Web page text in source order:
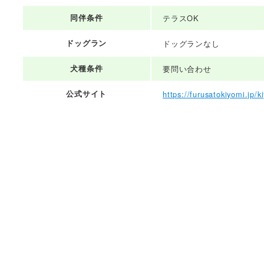
同伴条件 テラスOK
ドッグラン ドッグランなし
犬種条件 要問い合わせ
公式サイト https://furusatokiyomi.jp/